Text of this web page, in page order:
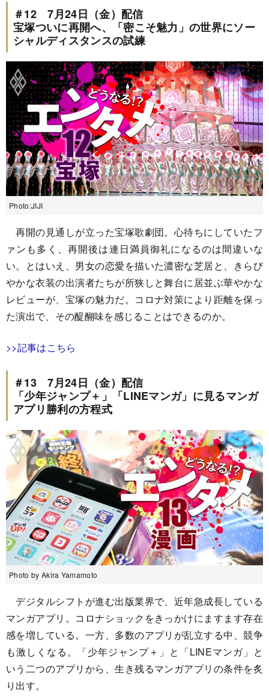
＃12 7月24日（金）配信
宝塚ついに再開へ、「密こそ魅力」の世界にソー
シャルディスタンスの試練
Photo:JIJI
再開の見通しが立った宝塚歌劇団。心待ちにしていたフ
ァンも多く、再開後は連日満員御礼になるのは間違いな
い。とはいえ、男女の恋愛を描いた濃密な芝居と、きらび
やかな衣装の出演者たちが所狭しと舞台に居並ぶ華やかな
レビューが、宝塚の魅力だ。コロナ対策により距離を保っ
た演出で、その醍醐味を感じることはできるのか。
>>記事はこちら
＃13 7月24日（金）配信
「少年ジャンプ＋」「LINEマンガ」に見るマンガ
アプリ勝利の方程式
Photo by Akira Yamamoto
デジタルシフトが進む出版業界で、近年急成長している
マンガアプリ。コロナショックをきっかけにますます存在
感を増している。一方、多数のアプリが乱立する中、競争
も激しくなる。「少年ジャンプ＋」と「LINEマンガ」と
いう二つのアプリから、生き残るマンガアプリの条件を炙
り出す。